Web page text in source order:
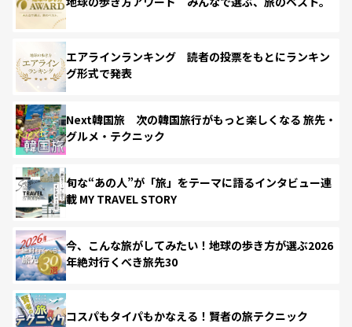
エアラインランキング 読者の投票をもとにランキン
グ形式で発表
Next韓国旅 次の韓国旅行がもっと楽しくなる 旅先・
グルメ・テクニック
旬な“あの人”が「旅」をテーマに語るインタビュー連
載 MY TRAVEL STORY
今、こんな旅がしてみたい！地球の歩き方が選ぶ2026
年絶対行くべき旅先30
コスパもタイパもかなえる！賢者の旅テクニック